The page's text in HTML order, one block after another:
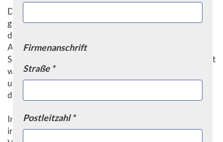
Die Handhabung von Schleifstiften erfordert eine
gewisse Geschicklichkeit und Erfahrung. Es ist wichtig,
das Werkzeug richtig zu führen und den richtigen
Anpressdruck auszuüben, um ein gleichmäßiges
Schleifergebnis zu erzielen. Zudem sollte darauf geachtet
werden, dass der Schleifstift regelmäßig gereinigt wird,
um ein Verstopfen des Schleifkörpers zu verhindern und
die Lebensdauer des Werkzeugs zu verlängern.
Insgesamt sind Schleifstifte unverzichtbare Werkzeuge
in vielen Handwerksbereichen. Sie bieten Präzision,
Firmenanschrift
Straße *
Postleitzahl *